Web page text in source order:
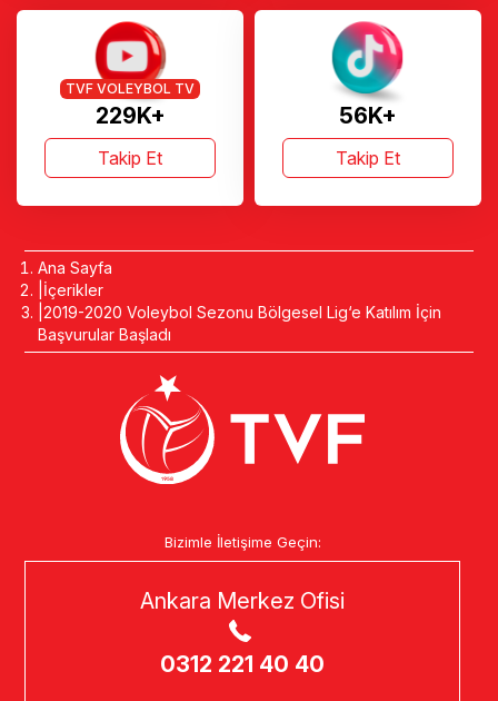
229K+
TVF VOLEYBOL TV
Takip Et
56K+
Takip Et
Ana Sayfa
İçerikler
2019-2020 Voleybol Sezonu Bölgesel Lig‘e Katılım İçin
Başvurular Başladı
Bizimle İletişime Geçin:
Ankara Merkez Ofisi
0312 221 40 40